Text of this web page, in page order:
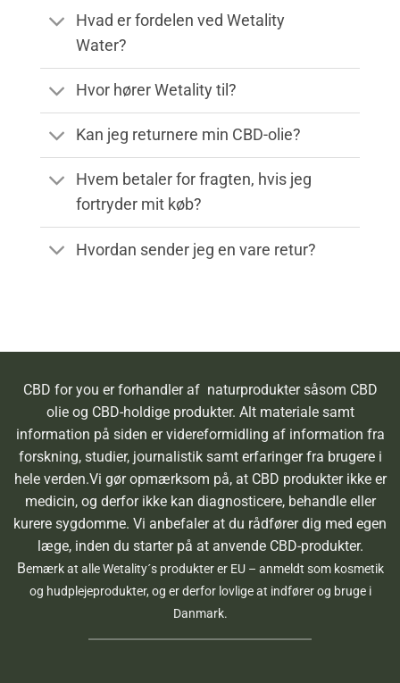
Hvad er fordelen ved Wetality
Water?
Hvor hører Wetality til?
Kan jeg returnere min CBD-olie?
Hvem betaler for fragten, hvis jeg
fortryder mit køb?
Hvordan sender jeg en vare retur?
CBD for you er forhandler af naturprodukter såsom CBD
olie og CBD-holdige produkter. Alt materiale samt
information på siden er videreformidling af information fra
forskning, studier, journalistik samt erfaringer fra brugere i
hele verden.Vi gør opmærksom på, at CBD produkter ikke er
medicin, og derfor ikke kan diagnosticere, behandle eller
kurere sygdomme. Vi anbefaler at du rådfører dig med egen
læge, inden du starter på at anvende CBD-produkter.
Bemærk at alle Wetality´s produkter er EU – anmeldt som kosmetik
og hudplejeprodukter, og er derfor lovlige at indfører og bruge i
Danmark.